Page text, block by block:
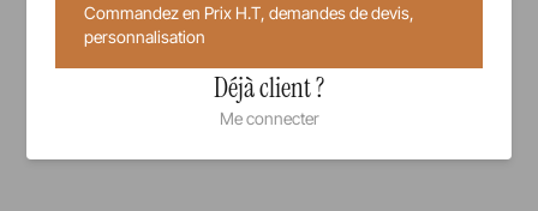
Voir tous nos produits
Commandez en Prix H.T, demandes de devis,
personnalisation
Déjà client ?
Me connecter